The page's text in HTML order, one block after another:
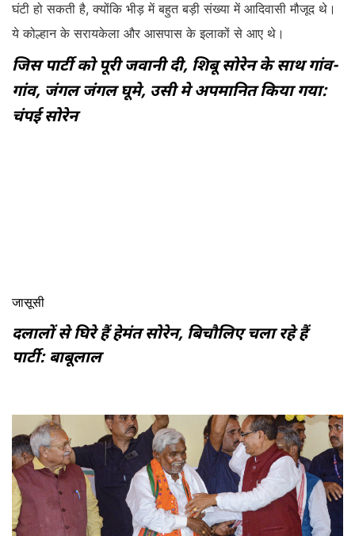
घंटी हो सकती है, क्योंकि भीड़ में बहुत बड़ी संख्या में आदिवासी मौजूद थे।
ये कोल्हान के सरायकेला और आसपास के इलाकों से आए थे।
जिस पार्टी को पूरी जवानी दी, शिबू सोरेन के साथ गांव-
गांव, जंगल जंगल घूमे, उसी मे अपमानित किया गया:
चंपई सोरेन
जासूसी
दलालों से घिरे हैं हेमंत सोरेन, बिचौलिए चला रहे हैं
पार्टी: बाबूलाल